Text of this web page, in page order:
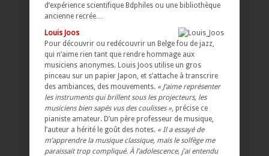
d’expérience scientifique Bdphiles ou une bibliothèque
ancienne recrée…
Louis Joos
Pour découvrir ou redécouvrir un Belge fou de jazz,
qui n’aime rien tant que rendre hommage aux
musiciens anonymes. Louis Joos utilise un gros
pinceau sur un papier Japon, et s’attache à transcrire
des ambiances, des mouvements. « J’aime représenter
les instruments qui brillent sous les projecteurs, les
musiciens bien sapés vus des coulisses » , précise ce
pianiste amateur. D’un père professeur de musique,
l’auteur a hérité le goût des notes. « Il a essayé de
m’apprendre la musique classique, mais le solfège me
paraissait trop compliqué. À l’adolescence, j’ai entendu